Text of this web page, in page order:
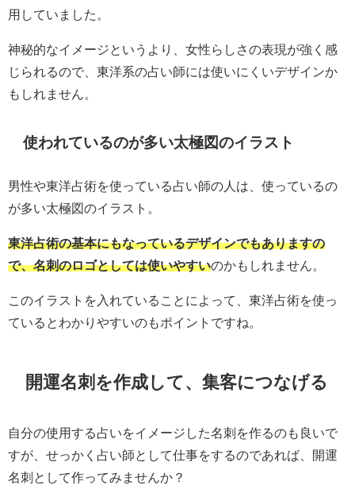
用していました。
神秘的なイメージというより、女性らしさの表現が強く感
じられるので、東洋系の占い師には使いにくいデザインか
もしれません。
使われているのが多い太極図のイラスト
男性や東洋占術を使っている占い師の人は、使っているの
が多い太極図のイラスト。
東洋占術の基本にもなっているデザインでもありますの
で、名刺のロゴとしては使いやすいのかもしれません。
このイラストを入れていることによって、東洋占術を使っ
ているとわかりやすいのもポイントですね。
開運名刺を作成して、集客につなげる
自分の使用する占いをイメージした名刺を作るのも良いで
すが、せっかく占い師として仕事をするのであれば、開運
名刺として作ってみませんか？